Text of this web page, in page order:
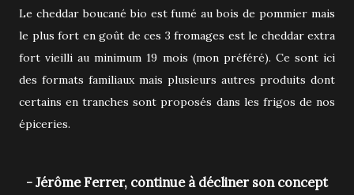
Le cheddar boucané bio est fumé au bois de pommier mais
le plus fort en goût de ces 3 fromages est le cheddar extra
fort vieilli au minimum 19 mois (mon préféré). Ce sont ici
des formats familiaux mais plusieurs autres produits dont
certains en tranches sont proposés dans les frigos de nos
épiceries.
- Jérôme Ferrer, continue à décliner son concept